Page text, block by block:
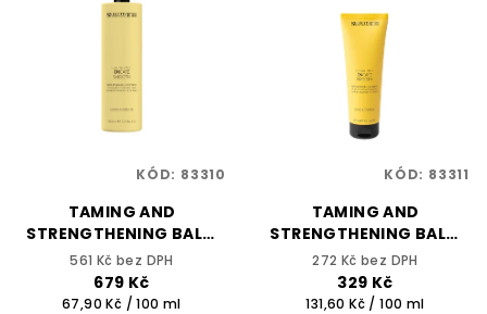
TAMING AND
STRENGTHENING BALM
1000 ml - ONCARE
SMOOTH - SELECTIVE
PROFESSIONAL
561 Kč bez DPH
679 Kč
Měrná
67,90 Kč / 100 ml
KÓD: 83310
TAMING AND
STRENGTHENING BALM
250 ml - ONCARE
SMOOTH - SELECTIVE
PROFESSIONAL
272 Kč bez DPH
329 Kč
Měrná
131,60 Kč / 100 ml
KÓD: 83311